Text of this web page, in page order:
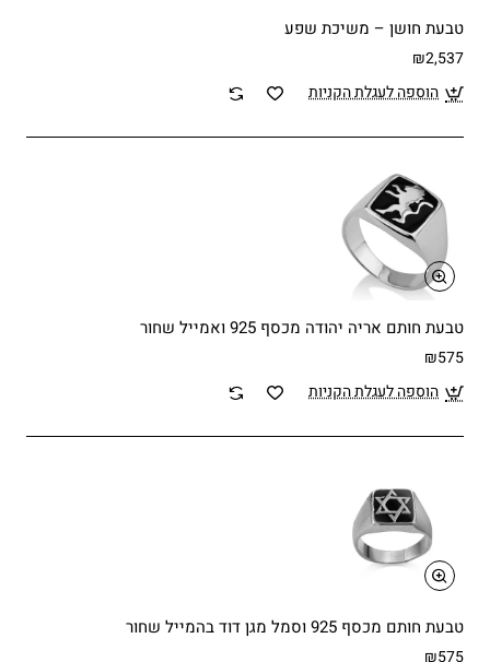
טבעת חושן – משיכת שפע
₪2,537
הוספה לעגלת הקניות
טבעת חותם אריה יהודה מכסף 925 ואמייל שחור
₪575
הוספה לעגלת הקניות
טבעת חותם מכסף 925 וסמל מגן דוד בהמייל שחור
₪575